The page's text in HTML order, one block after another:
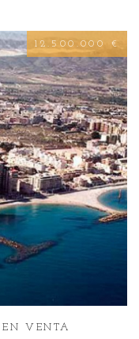
12.500.000 €
EN VENTA